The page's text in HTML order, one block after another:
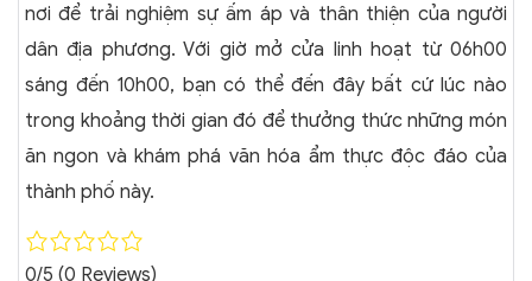
nơi để trải nghiệm sự ấm áp và thân thiện của người
dân địa phương. Với giờ mở cửa linh hoạt từ 06h00
sáng đến 10h00, bạn có thể đến đây bất cứ lúc nào
trong khoảng thời gian đó để thưởng thức những món
ăn ngon và khám phá văn hóa ẩm thực độc đáo của
thành phố này.
0/5 (0 Reviews)